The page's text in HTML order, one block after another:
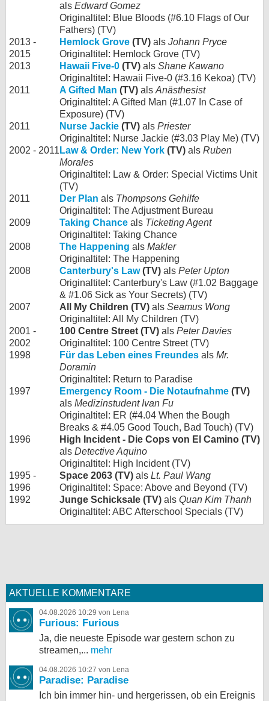
als Edward Gomez
Originaltitel: Blue Bloods (#6.10 Flags of Our
Fathers) (TV)
2013 -
2015
Hemlock Grove (TV) als Johann Pryce
Originaltitel: Hemlock Grove (TV)
2013
Hawaii Five-0 (TV) als Shane Kawano
Originaltitel: Hawaii Five-0 (#3.16 Kekoa) (TV)
2011
A Gifted Man (TV) als Anästhesist
Originaltitel: A Gifted Man (#1.07 In Case of
Exposure) (TV)
2011
Nurse Jackie (TV) als Priester
Originaltitel: Nurse Jackie (#3.03 Play Me) (TV)
2002 - 2011 Law & Order: New York (TV) als Ruben
Morales
Originaltitel: Law & Order: Special Victims Unit
(TV)
2011
Der Plan als Thompsons Gehilfe
Originaltitel: The Adjustment Bureau
2009
Taking Chance als Ticketing Agent
Originaltitel: Taking Chance
2008
The Happening als Makler
Originaltitel: The Happening
2008
Canterbury's Law(TV) als Peter Upton
Originaltitel: Canterbury's Law (#1.02 Baggage
& #1.06 Sick as Your Secrets) (TV)
2007
All My Children (TV) als Seamus Wong
Originaltitel: All My Children (TV)
2001 -
2002
100 Centre Street (TV) als Peter Davies
Originaltitel: 100 Centre Street (TV)
1998
Für das Leben eines Freundes als Mr.
Doramin
Originaltitel: Return to Paradise
1997
Emergency Room - Die Notaufnahme (TV)
als Medizinstudent Ivan Fu
Originaltitel: ER (#4.04 When the Bough
Breaks & #4.05 Good Touch, Bad Touch) (TV)
1996
High Incident - Die Cops von El Camino (TV)
als Detective Aquino
Originaltitel: High Incident (TV)
1995 -
1996
Space 2063 (TV) als Lt. Paul Wang
Originaltitel: Space: Above and Beyond (TV)
1992
Junge Schicksale (TV) als Quan Kim Thanh
Originaltitel: ABC Afterschool Specials (TV)
AKTUELLE KOMMENTARE
04.08.2026 10:29 von Lena
Furious: Furious
Ja, die neueste Episode war gestern schon zu
streamen,... mehr
04.08.2026 10:27 von Lena
Paradise: Paradise
Ich bin immer hin- und hergerissen, ob ein Ereignis